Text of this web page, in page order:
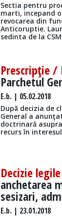
Sectia pentru
marti, incepand
revocarea din
Anticoruptie.
sedinta de la
Prescripţie /
Parchetul
E.b. | 05.02.2018
După decizia de
General a
doctrinară
recurs în
Decizie
anchetarea
sesizari,
E.b. | 23.01.2018